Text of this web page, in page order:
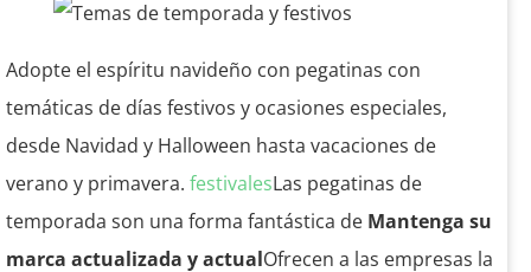
Adopte el espíritu navideño con pegatinas con
temáticas de días festivos y ocasiones especiales,
desde Navidad y Halloween hasta vacaciones de
verano y primavera. festivalesLas pegatinas de
temporada son una forma fantástica de Mantenga su
marca actualizada y actualOfrecen a las empresas la